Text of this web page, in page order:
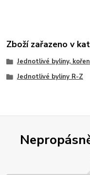
Zboží zařazeno v
Jednotlivé byliny,
Jednotlivé byliny R-Z